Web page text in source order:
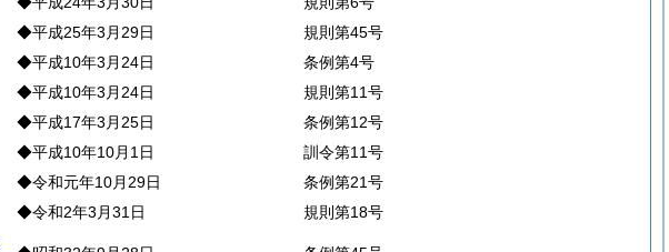
◆平成25年3月29日
規則第45号
◆平成10年3月24日
条例第4号
◆平成10年3月24日
規則第11号
◆平成17年3月25日
条例第12号
◆平成10年10月1日
訓令第11号
◆令和元年10月29日
条例第21号
◆令和2年3月31日
規則第18号